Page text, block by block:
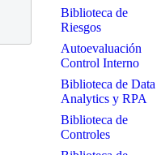
Biblioteca de
Riesgos
Autoevaluación
Control Interno
Biblioteca de Data
Analytics y RPA
Biblioteca de
Controles